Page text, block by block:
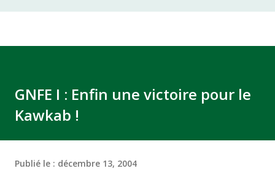
GNFE I : Enfin une victoire pour le
Kawkab !
Publié le : décembre 13, 2004